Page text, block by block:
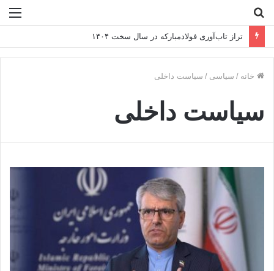
برای
تراز تاب‌آوری فولادمبارکه در سال سخت ۱۴۰۴
خانه / سیاسی / سیاست داخلی
سیاست داخلی